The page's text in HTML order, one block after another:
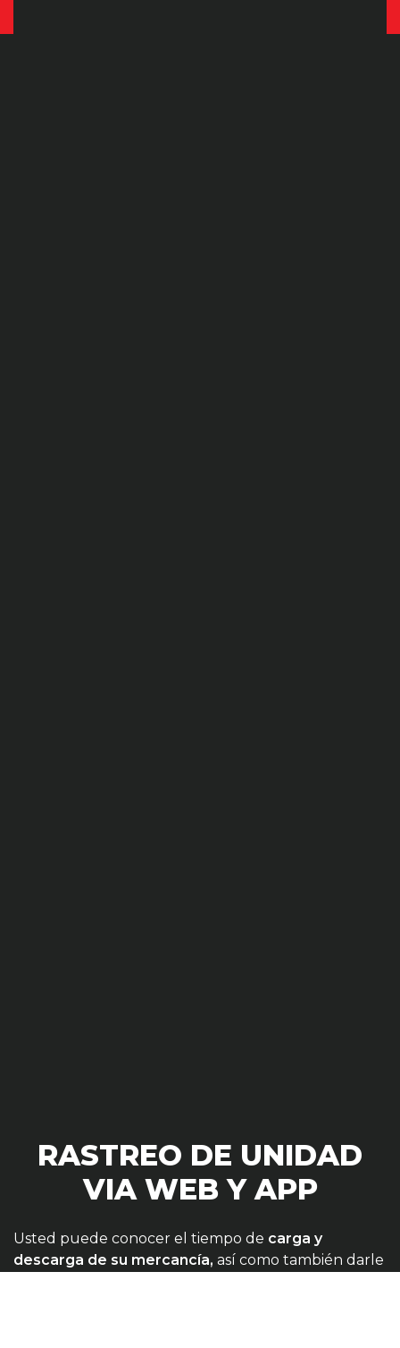
RASTREO DE UNIDAD
VIA WEB Y APP
Usted puede conocer el tiempo de carga y
descarga de su mercancía, así como también darle